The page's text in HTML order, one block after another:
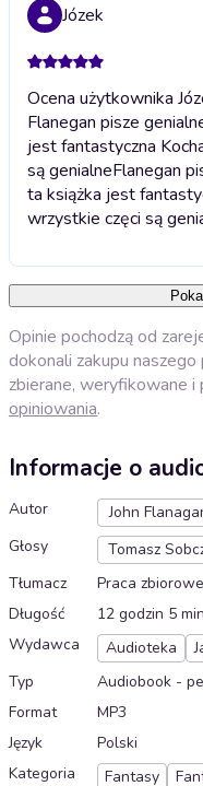
Józek
Ocena użytkownika
Flanegan pisze
jest fantastyczna
są genialneFlanegan
ta książka jest
wrzystkie częci są
Opinie pochodzą od
dokonali zakupu
zbierane, weryfikowane
opiniowania.
Informacje o
Autor
John
Głosy
Tomasz
Tłumacz
Praca zbiorowe
Długość
12 godzin 5
Wydawca
Audioteka
Typ
Audiobook -
Format
MP3
Język
Polski
Kategoria
Fantasy